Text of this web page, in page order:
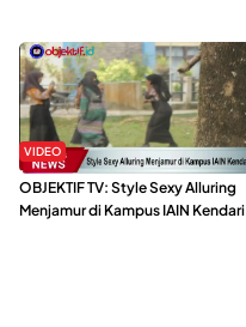
VIDEO
OBJEKTIF TV: Style Sexy Alluring
Menjamur di Kampus IAIN Kendari